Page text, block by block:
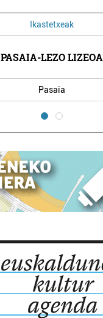
Ikastetxeak
PASAIA-LEZO LIZEOA
Pasaia